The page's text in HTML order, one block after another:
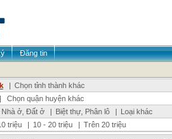
Đăng tin
| Chọn tỉnh thành khác
|
Chọn quận huyện khác
Nhà ở, Đất ở | Biệt thự, Phân lô | Loại khác
triệu | 10 - 20 triệu | Trên 20 triệu